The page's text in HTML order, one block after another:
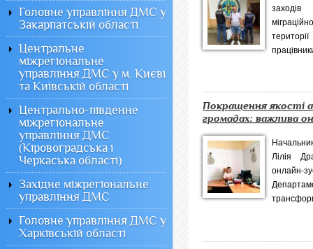
заходів
Покращення якості
громадах: важлива
Лілія
онлайн-
Головне управління ДМС у
Закарпатській області
Центральне
міжрегіональне
управління ДМС у м. Києві
та Київській області
Центрально-південне
міжрегіональне
управління ДМС
(Кіровоградська і
Черкаська області)
Західне міжрегіональне
управління ДМС
Головне управління ДМС у
Харківській області